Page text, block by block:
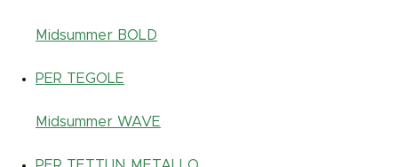
Midsummer BOLD
PER TEGOLE
Midsummer WAVE